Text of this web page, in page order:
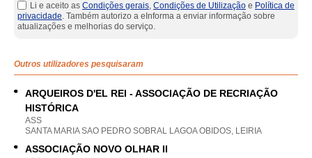
Li e aceito as Condições gerais, Condições de Utilização e Política de
privacidade. Também autorizo a eInforma a enviar informação sobre
atualizações e melhorias do serviço.
Outros utilizadores pesquisaram
ARQUEIROS D'EL REI - ASSOCIAÇÃO DE RECRIAÇÃO
HISTÓRICA
ASS
SANTA MARIA SAO PEDRO SOBRAL LAGOA OBIDOS, LEIRIA
ASSOCIAÇÃO NOVO OLHAR II